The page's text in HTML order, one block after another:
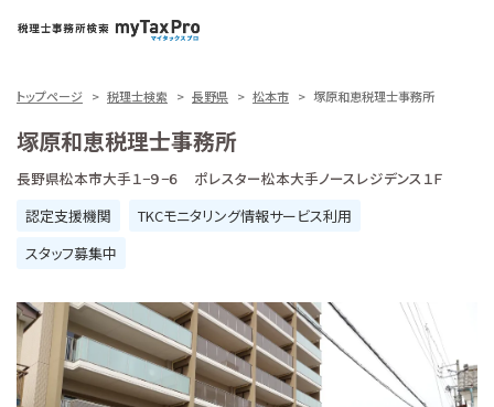
トップページ 税理士検索 長野県 松本市 塚原和恵税理士事務所
塚原和恵税理士事務所
長野県松本市大手１−９−６ ポレスター松本大手ノースレジデンス１Ｆ
認定支援機関
TKCモニタリング情報サービス利用
スタッフ募集中